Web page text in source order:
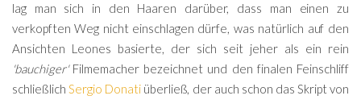
lag man sich in den Haaren darüber, dass man einen zu
verkopften Weg nicht einschlagen dürfe, was natürlich auf den
Ansichten Leones basierte, der sich seit jeher als ein rein
'bauchiger'Filmemacher bezeichnet und den finalen Feinschliff
schließlich Sergio Donatiüberließ, der auch schon das Skript von